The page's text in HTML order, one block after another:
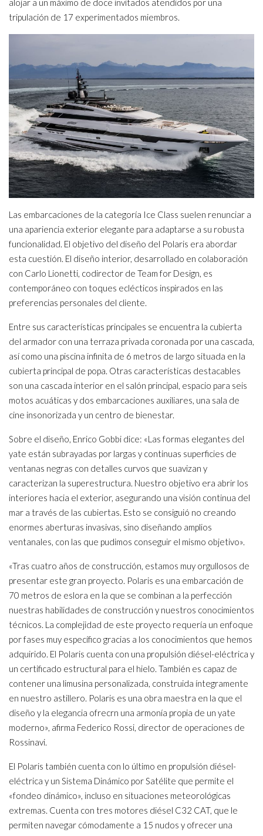
alojar a un máximo de doce invitados atendidos por una
tripulación de 17 experimentados miembros.
Las embarcaciones de la categoría Ice Class suelen renunciar a
una apariencia exterior elegante para adaptarse a su robusta
funcionalidad. El objetivo del diseño del Polaris era abordar
esta cuestión. El diseño interior, desarrollado en colaboración
con Carlo Lionetti, codirector de Team for Design, es
contemporáneo con toques eclécticos inspirados en las
preferencias personales del cliente.
Entre sus características principales se encuentra la cubierta
del armador con una terraza privada coronada por una cascada,
así como una piscina infinita de 6 metros de largo situada en la
cubierta principal de popa. Otras características destacables
son una cascada interior en el salón principal, espacio para seis
motos acuáticas y dos embarcaciones auxiliares, una sala de
cine insonorizada y un centro de bienestar.
Sobre el diseño, Enrico Gobbi dice: «Las formas elegantes del
yate están subrayadas por largas y continuas superficies de
ventanas negras con detalles curvos que suavizan y
caracterizan la superestructura. Nuestro objetivo era abrir los
interiores hacia el exterior, asegurando una visión continua del
mar a través de las cubiertas. Esto se consiguió no creando
enormes aberturas invasivas, sino diseñando amplios
ventanales, con las que pudimos conseguir el mismo objetivo».
«Tras cuatro años de construcción, estamos muy orgullosos de
presentar este gran proyecto. Polaris es una embarcación de
70 metros de eslora en la que se combinan a la perfección
nuestras habilidades de construcción y nuestros conocimientos
técnicos. La complejidad de este proyecto requería un enfoque
por fases muy específico gracias a los conocimientos que hemos
adquirido. El Polaris cuenta con una propulsión diésel-eléctrica y
un certificado estructural para el hielo. También es capaz de
contener una limusina personalizada, construida íntegramente
en nuestro astillero. Polaris es una obra maestra en la que el
diseño y la elegancia ofrecrn una armonía propia de un yate
moderno», afirma Federico Rossi, director de operaciones de
Rossinavi.
El Polaris también cuenta con lo último en propulsión diésel-
eléctrica y un Sistema Dinámico por Satélite que permite el
«fondeo dinámico», incluso en situaciones meteorológicas
extremas. Cuenta con tres motores diésel C32 CAT, que le
permiten navegar cómodamente a 15 nudos y ofrecer una